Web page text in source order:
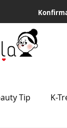
Tip K-